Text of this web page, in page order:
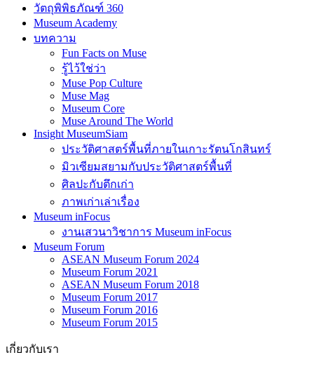
วัตถุพิพิธภัณฑ์ 360
Museum Academy
บทความ
Fun Facts on Muse
รู้ไว้ใช่ว่า
Muse Pop Culture
Muse Mag
Museum Core
Muse Around The World
Insight MuseumSiam
ประวัติศาสตร์พื้นที่ภายในเกาะรัตนโกสินทร์
มิวเซียมสยามกับประวัติศาสตร์พื้นที่
ศิลปะกับตึกเก่า
ภาพเก่าเล่าเรื่อง
Museum inFocus
งานเสวนาวิชาการ Museum inFocus
Museum Forum
ASEAN Museum Forum 2024
Museum Forum 2021
ASEAN Museum Forum 2018
Museum Forum 2017
Museum Forum 2016
Museum Forum 2015
เกี่ยวกับเรา